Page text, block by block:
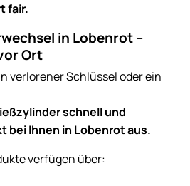
fair.
in Lobenrot –
Ort
verlorener Schlüssel oder ein
schnell und
bei Ihnen in Lobenrot aus.
verfügen über: